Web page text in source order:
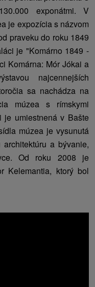
exponátmi. V
je expozícia s názvom
praveku do roku 1849
je "Komárno 1849 -
Komárna: Mór Jókai a
najcennejších
sa nachádza na
múzea s rímskymi
je umiestnená v Bašte
múzea je vysunutá
a bývanie,
Od roku 2008 je
Kelemantia, ktorý bol